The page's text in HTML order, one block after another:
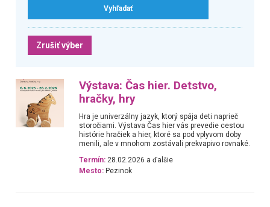
Zrušiť výber
Výstava: Čas hier. Detstvo,
hračky, hry
Hra je univerzálny jazyk, ktorý spája deti naprieč
storočiami. Výstava Čas hier vás prevedie cestou
histórie hračiek a hier, ktoré sa pod vplyvom doby
menili, ale v mnohom zostávali prekvapivo rovnaké.
Termín: 28.02.2026 a ďalšie
Mesto: Pezinok